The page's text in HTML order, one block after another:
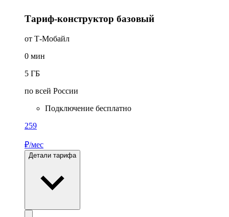
Тариф-конструктор базовый
от Т-Мобайл
0 мин
5 ГБ
по всей России
Подключение бесплатно
259
₽/мес
Детали тарифа